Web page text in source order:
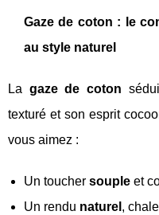
Gaze de coton : le
au style naturel
La gaze de coton
texturé et son esprit
vous aimez :
Un toucher souple et
Un rendu naturel ,